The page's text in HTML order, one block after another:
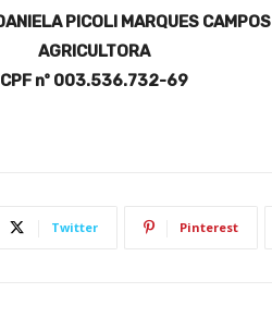
PICOLI MARQUES CAMPOS
AGRICULTORA
CPF nº 003.536.732-69
Twitter Pinterest